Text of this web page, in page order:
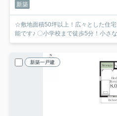
新築
☆敷地面積50坪以上！広々とした住
能です♪ 〇小学校まで徒歩5分！小
新築一戸建